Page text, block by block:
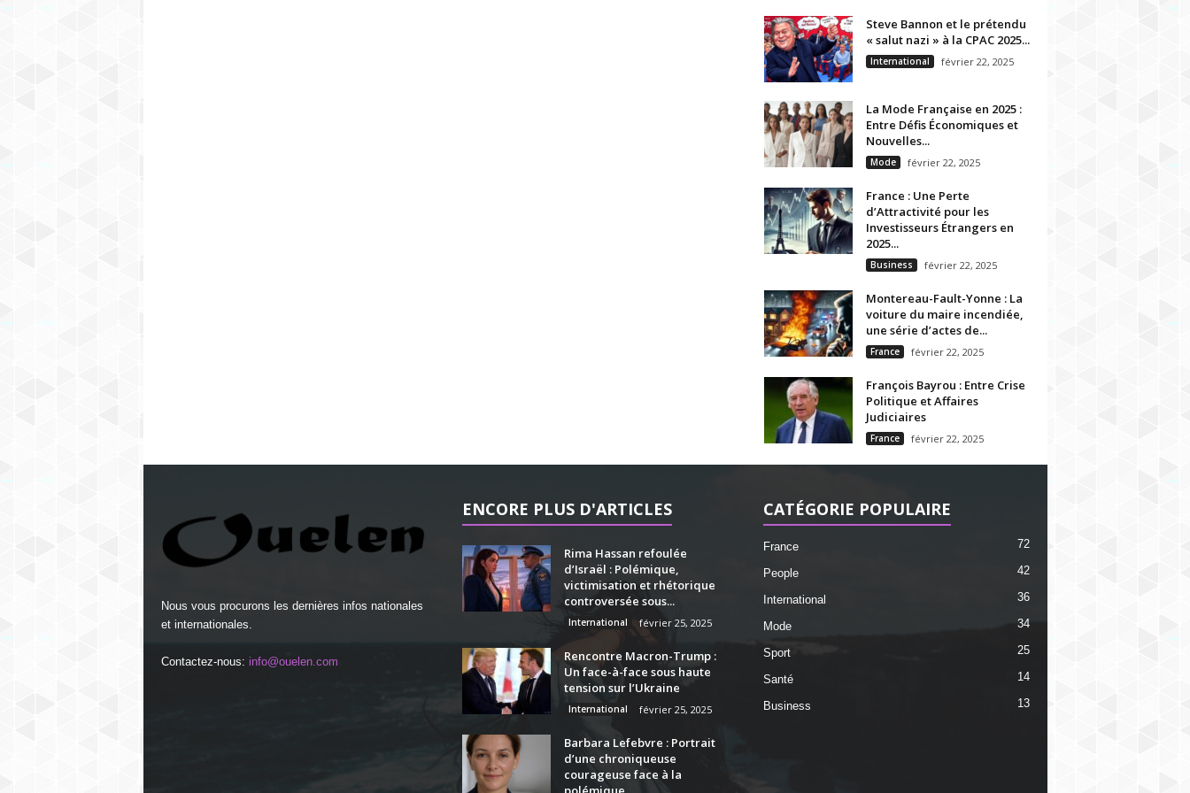
Steve Bannon et le prétendu
« salut nazi » à la CPAC 2025...
International février 22, 2025
La Mode Française en 2025 :
Entre Défis Économiques et
Nouvelles...
Mode février 22, 2025
France : Une Perte
d’Attractivité pour les
Investisseurs Étrangers en
2025...
Business février 22, 2025
Montereau-Fault-Yonne : La
voiture du maire incendiée,
une série d’actes de...
France février 22, 2025
François Bayrou : Entre Crise
Politique et Affaires
Judiciaires
France février 22, 2025
Nous vous procurons les dernières infos nationales
et internationales.
Contactez-nous: info@ouelen.com
ENCORE PLUS D'ARTICLES
Rima Hassan refoulée
d’Israël : Polémique,
victimisation et rhétorique
controversée sous...
International février 25, 2025
Rencontre Macron-Trump :
Un face-à-face sous haute
tension sur l’Ukraine
International février 25, 2025
Barbara Lefebvre : Portrait
d’une chroniqueuse
courageuse face à la
CATÉGORIE POPULAIRE
France 72
People 42
International 36
Mode 34
Sport 25
Santé 14
Business 13